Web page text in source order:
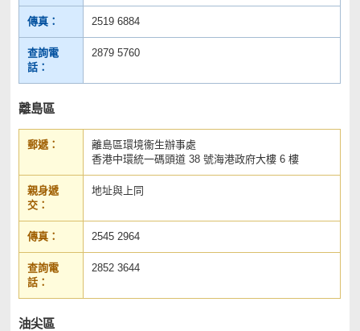
傳真： 2519 6884
查詢電
話：
2879 5760
離島區
郵遞：
離島區環境衞生辦事處
香港中環統一碼頭道 38 號海港政府大樓 6 樓
親身遞
交：
地址與上同
傳真： 2545 2964
查詢電
話：
2852 3644
油尖區